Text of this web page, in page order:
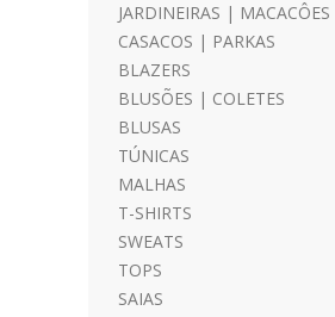
JARDINEIRAS | MACACÔES
CASACOS | PARKAS
BLAZERS
BLUSÕES | COLETES
BLUSAS
TÚNICAS
MALHAS
T-SHIRTS
SWEATS
TOPS
SAIAS